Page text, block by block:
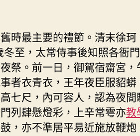
時最主要的禮節。清末徐珂
冬至，太常侍事後知照各衙
祭。前一日，御駕宿齋宮
者衣青衣，王年夜臣服貂
七尺，內可容人，認為夜
列肆懸燈彩，上辛常雩亦教
，亦不準居平易近施放鞭炮